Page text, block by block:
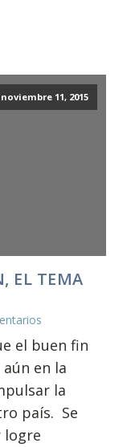
noviembre 11, 2015
EL TEMA
el buen fin
en la
la
país. Se
logre